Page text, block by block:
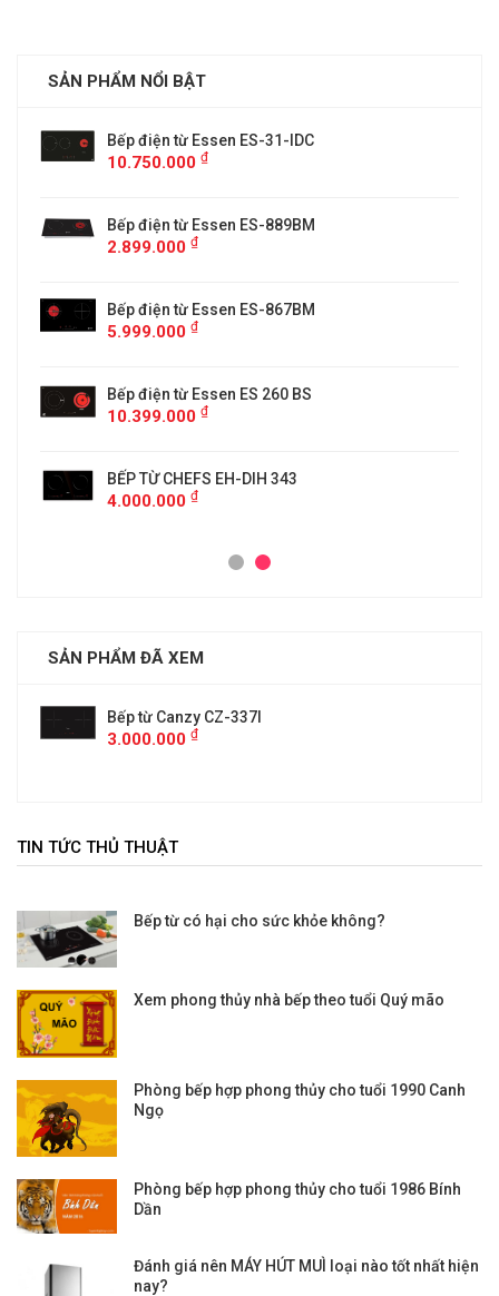
SẢN PHẨM NỔI BẬT
Bếp điện từ Essen ES-31-IDC
10.750.000 ₫
Bếp điện từ Essen ES-889BM
2.899.000 ₫
Bếp điện từ Essen ES-867BM
5.999.000 ₫
Bếp điện từ Essen ES 260 BS
10.399.000 ₫
BẾP TỪ CHEFS EH-DIH 343
4.000.000 ₫
SẢN PHẨM ĐÃ XEM
Bếp từ Canzy CZ-337I
3.000.000 ₫
TIN TỨC THỦ THUẬT
Bếp từ có hại cho sức khỏe không?
Xem phong thủy nhà bếp theo tuổi Quý mão
Phòng bếp hợp phong thủy cho tuổi 1990 Canh
Ngọ
Phòng bếp hợp phong thủy cho tuổi 1986 Bính
Dần
Đánh giá nên MÁY HÚT MUÌ loại nào tốt nhất hiện
nay?